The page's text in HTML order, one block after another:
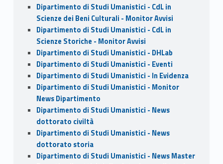
Dipartimento di Studi Umanistici - CdL in
Scienze dei Beni Culturali - Monitor Avvisi
Dipartimento di Studi Umanistici - CdL in
Scienze Storiche - Monitor Avvisi
Dipartimento di Studi Umanistici - DHLab
Dipartimento di Studi Umanistici - Eventi
Dipartimento di Studi Umanistici - In Evidenza
Dipartimento di Studi Umanistici - Monitor
News Dipartimento
Dipartimento di Studi Umanistici - News
dottorato civiltà
Dipartimento di Studi Umanistici - News
dottorato storia
Dipartimento di Studi Umanistici - News Master